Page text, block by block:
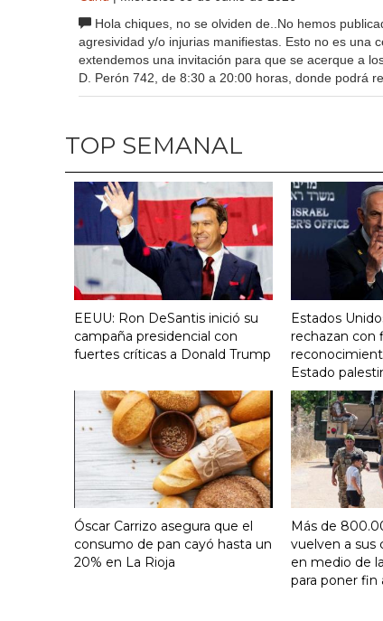
Hola chiques, no se olviden de..No hemos
agresividad y/o injurias manifiestas. Esto no es una
extendemos una invitación para que se acerque a
D. Perón 742, de 8:30 a 20:00 horas, donde podrá
TOP SEMANAL
EEUU: Ron DeSantis inició su
campaña presidencial con
fuertes críticas a Donald Trump
Estados
rechazan con
Estado
Óscar Carrizo asegura que el
consumo de pan cayó hasta un
20% en La Rioja
Más de
vuelven a sus
en medio de
para poner fin